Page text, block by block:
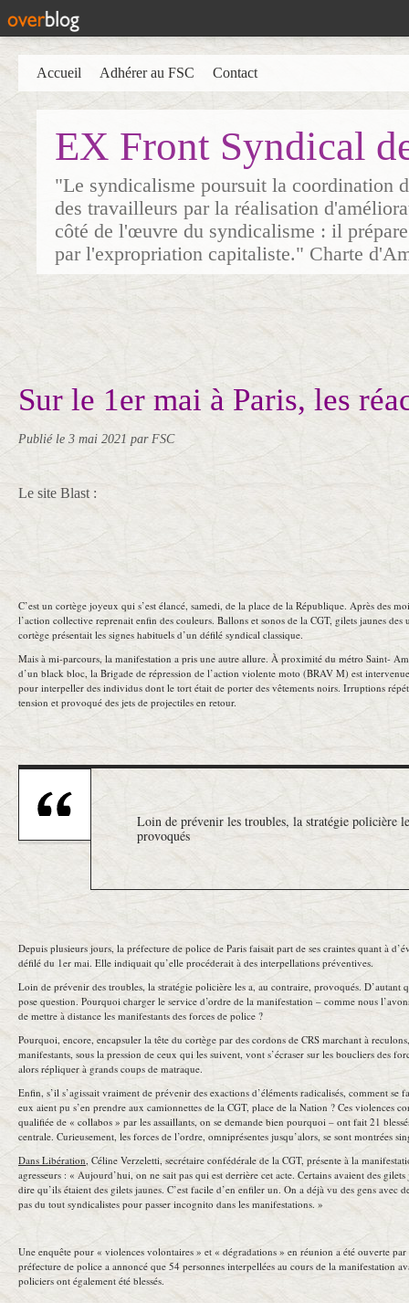
EX Front Syndical
"Le syndicalisme poursuit la coordination
des travailleurs par la réalisation
côté de l'œuvre du syndicalisme : il
par l'expropriation capitaliste." Charte
Accueil Adhérer au FSC Contact
Sur le 1er mai à Paris, les
Publié le 3 mai 2021 par FSC
Le site Blast :
C’est un cortège joyeux qui s’est élancé, samedi, de la place de la République. Après des
l’action collective reprenait enfin des couleurs. Ballons et sonos de la CGT, gilets jaunes des
cortège présentait les signes habituels d’un défilé syndical classique.
Mais à mi-parcours, la manifestation a pris une autre allure. À proximité du métro Saint-
d’un black bloc, la Brigade de répression de l’action violente moto (BRAV M) est
pour interpeller des individus dont le tort était de porter des vêtements noirs. Irruptions
tension et provoqué des jets de projectiles en retour.
Loin de prévenir les troubles, la stratégie policière
provoqués
Depuis plusieurs jours, la préfecture de police de Paris faisait part de ses craintes quant à
défilé du 1er mai. Elle indiquait qu’elle procéderait à des interpellations préventives.
Loin de prévenir des troubles, la stratégie policière les a, au contraire, provoqués. D’autant
pose question. Pourquoi charger le service d’ordre de la manifestation – comme nous
de mettre à distance les manifestants des forces de police ?
Pourquoi, encore, encapsuler la tête du cortège par des cordons de CRS marchant à
manifestants, sous la pression de ceux qui les suivent, vont s’écraser sur les boucliers des
alors répliquer à grands coups de matraque.
Enfin, s’il s’agissait vraiment de prévenir des exactions d’éléments radicalisés, comment se
eux aient pu s’en prendre aux camionnettes de la CGT, place de la Nation ? Ces violences
qualifiée de « collabos » par les assaillants, on se demande bien pourquoi – ont fait 21
centrale. Curieusement, les forces de l’ordre, omniprésentes jusqu’alors, se sont montrées
Dans Libération, Céline Verzeletti, secrétaire confédérale de la CGT, présente à la
agresseurs : « Aujourd’hui, on ne sait pas qui est derrière cet acte. Certains avaient des
dire qu’ils étaient des gilets jaunes. C’est facile d’en enfiler un. On a déjà vu des gens avec
pas du tout syndicalistes pour passer incognito dans les manifestations. »
Une enquête pour « violences volontaires » et « dégradations » en réunion a été ouverte
préfecture de police a annoncé que 54 personnes interpellées au cours de la manifestation
policiers ont également été blessés.